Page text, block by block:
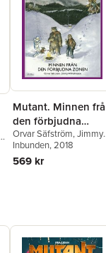
Mutant. Minnen
den förbjudna
zonen
Orvar Säfström,Jimmy
Wilhelmsson
Inbunden, 2018
569 kr